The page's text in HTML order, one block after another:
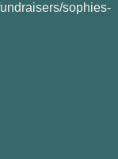
sophies-